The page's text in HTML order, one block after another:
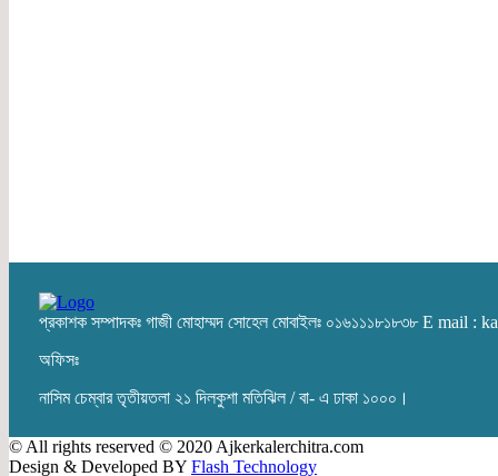
প্রকাশক সম্পাদকঃ গাজী মোহাম্মদ সোহেল মোবাইলঃ ০১৬১১১৮১৮৩৮ E mail
অফিসঃ
নাসিম চেম্বার তৃতীয়তলা ২১ দিলকুশা মতিঝিল / বা- এ ঢাকা ১০০০।
© All rights reserved © 2020 Ajkerkalerchitra.com
Design & Developed BY Flash Technology